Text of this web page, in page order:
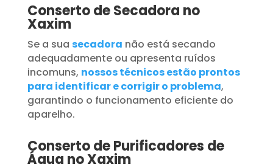
Conserto de Secadora no
Xaxim
Se a sua secadora não está secando
adequadamente ou apresenta ruídos
incomuns, nossos técnicos estão prontos
para identificar e corrigir o problema,
garantindo o funcionamento eficiente do
aparelho.
Conserto de Purificadores de
Água no Xaxim